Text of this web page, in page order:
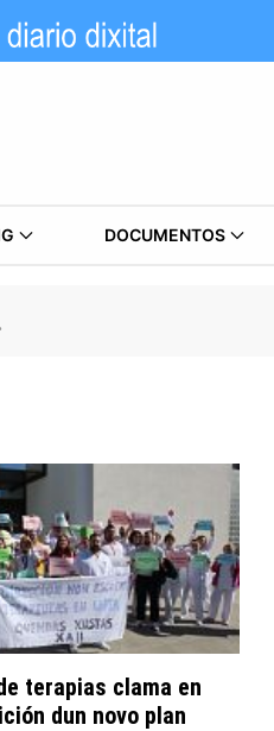
DOCUMENTOS
terapias clama en
dun novo plan